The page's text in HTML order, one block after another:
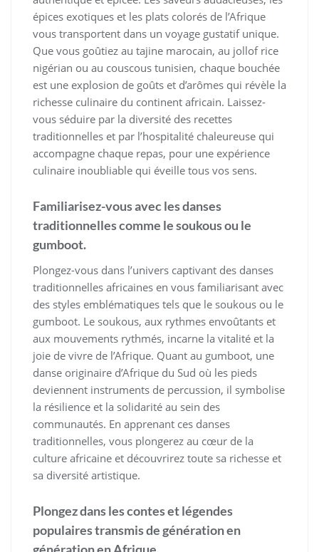
épices exotiques et les plats colorés de l’Afrique
vous transportent dans un voyage gustatif unique.
Que vous goûtiez au tajine marocain, au jollof rice
nigérian ou au couscous tunisien, chaque bouchée
est une explosion de goûts et d’arômes qui révèle la
richesse culinaire du continent africain. Laissez-
vous séduire par la diversité des recettes
traditionnelles et par l’hospitalité chaleureuse qui
accompagne chaque repas, pour une expérience
culinaire inoubliable qui éveille tous vos sens.
Familiarisez-vous avec les danses
traditionnelles comme le soukous ou le
gumboot.
Plongez-vous dans l’univers captivant des danses
traditionnelles africaines en vous familiarisant avec
des styles emblématiques tels que le soukous ou le
gumboot. Le soukous, aux rythmes envoûtants et
aux mouvements rythmés, incarne la vitalité et la
joie de vivre de l’Afrique. Quant au gumboot, une
danse originaire d’Afrique du Sud où les pieds
deviennent instruments de percussion, il symbolise
la résilience et la solidarité au sein des
communautés. En apprenant ces danses
traditionnelles, vous plongerez au cœur de la
culture africaine et découvrirez toute sa richesse et
sa diversité artistique.
Plongez dans les contes et légendes
populaires transmis de génération en
génération en Afrique.